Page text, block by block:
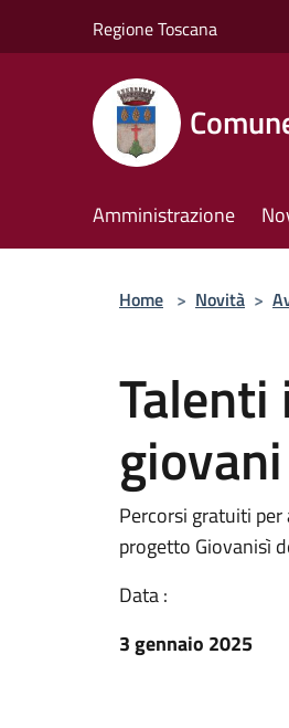
Regione Toscana
Amministrazione
Home > Novità >
Percorsi gratuiti
progetto Giovanisì
Data :
3 gennaio 2025